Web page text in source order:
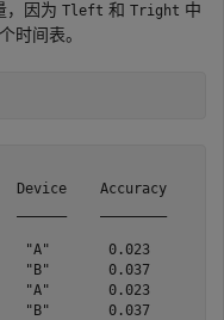
，因为 Tleft 和 Tright 中
时间表。
Device    Accuracy
"A"       0.023
"B"       0.037
"A"       0.023
"B"       0.037